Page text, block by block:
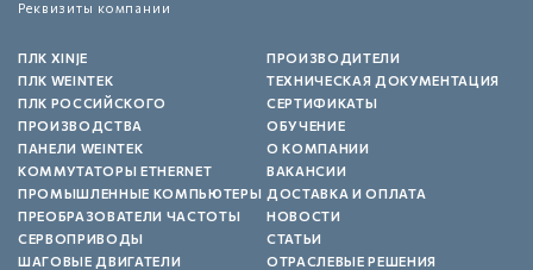
Реквизиты компании
ПЛК XINJE
ПЛК WEINTEK
ПЛК РОССИЙСКОГО
ПРОИЗВОДСТВА
ПАНЕЛИ WEINTEK
КОММУТАТОРЫ ETHERNET
ПРОМЫШЛЕННЫЕ КОМПЬЮТЕРЫ
ПРЕОБРАЗОВАТЕЛИ ЧАСТОТЫ
СЕРВОПРИВОДЫ
ШАГОВЫЕ ДВИГАТЕЛИ
ПРОИЗВОДИТЕЛИ
ТЕХНИЧЕСКАЯ ДОКУМЕНТАЦИЯ
СЕРТИФИКАТЫ
ОБУЧЕНИЕ
О КОМПАНИИ
ВАКАНСИИ
ДОСТАВКА И ОПЛАТА
НОВОСТИ
СТАТЬИ
ОТРАСЛЕВЫЕ РЕШЕНИЯ